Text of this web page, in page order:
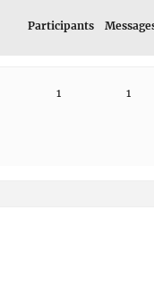
Participants
1 1